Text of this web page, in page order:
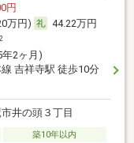
円
万円)
44.22万円
2
年2ヶ月)
線 吉祥寺駅 徒歩10分
井の頭３丁目
築10年以内